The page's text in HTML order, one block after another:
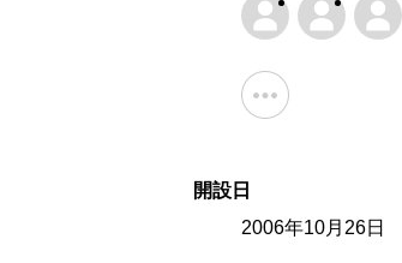
開設日
2006年10月26日